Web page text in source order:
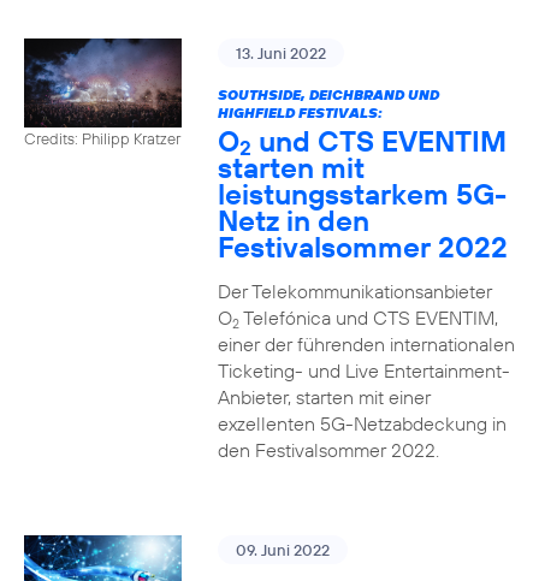
Credits: Philipp Kratzer
13. Juni 2022
SOUTHSIDE, DEICHBRAND UND
HIGHFIELD FESTIVALS:
O2 und CTS EVENTIM
starten mit
leistungsstarkem 5G-
Netz in den
Festivalsommer 2022
Der Telekommunikationsanbieter
O2Telefónica und CTS EVENTIM,
einer der führenden internationalen
Ticketing- und Live Entertainment-
Anbieter, starten mit einer
exzellenten 5G-Netzabdeckung in
den Festivalsommer 2022.
09. Juni 2022